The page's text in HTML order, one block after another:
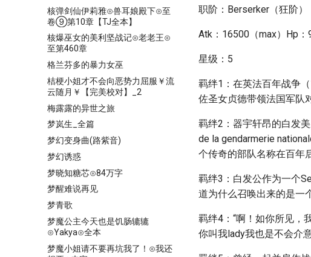
核弹剑仙伊莉雅⊙兽耳娘殿下⊙至
卷⑨第10章【TJ全本】
核爆巫女的美利坚战记⊙老老王⊙
至第460章
格兰芬多的暴力女巫
桔梗小姐才不会向恶势力屈服￥流
云随月￥【完美校对】_2
梅露露的异世之旅
梦岚生_全篇
梦幻变身曲(路紫音)
梦幻诱惑
梦晓知糖芯⊙84万字
梦醒难说再见
梦青歌
梦魔公主今天也是饥肠辘辘
⊙Yakya⊙全本
梦魔小姐请不要再坑我了！⊙我还
职阶：Berserker（狂阶）
Atk：16500（max）Hp：
星级：5
羁绊1：在英法百年战争
佐圣女贞德带领法国军队
羁绊2：器宇轩昂的白发
de la gendarmerie
个传奇的部队名称在百年
羁绊3：白发公作为一个
道为什么召唤出来的是一
羁绊4：“啊！如你所见，
你叫我lady我也是不会介